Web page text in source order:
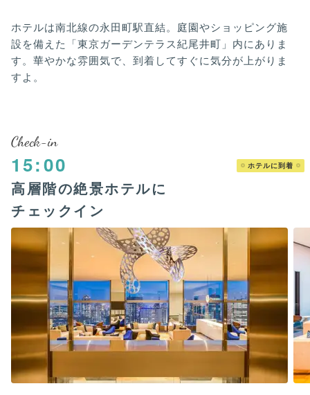
ホテルは南北線の永田町駅直結。庭園やショッピング施
設を備えた「東京ガーデンテラス紀尾井町」内にありま
す。華やかな雰囲気で、到着してすぐに気分が上がりま
すよ。
Check-in
15:00 ホテルに到着
高層階の絶景ホテルに
チェックイン